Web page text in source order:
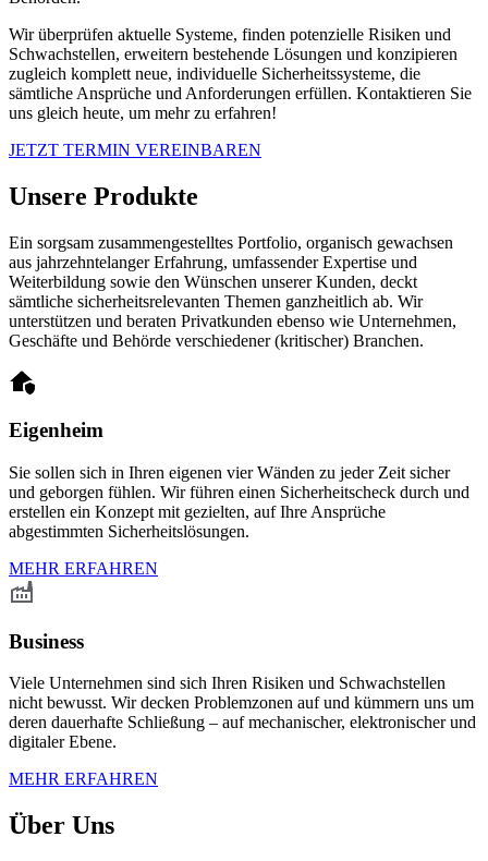
Wir überprüfen aktuelle Systeme, finden potenzielle Risiken und
Schwachstellen, erweitern bestehende Lösungen und konzipieren
zugleich komplett neue, individuelle Sicherheitssysteme, die
sämtliche Ansprüche und Anforderungen erfüllen. Kontaktieren Sie
uns gleich heute, um mehr zu erfahren!
JETZT TERMIN VEREINBAREN
Unsere Produkte
Ein sorgsam zusammengestelltes Portfolio, organisch gewachsen
aus jahrzehntelangerErfahrung, umfassender Expertise und
Weiterbildung sowie den Wünschen unserer Kunden, deckt
sämtliche sicherheitsrelevanten Themen ganzheitlich ab. Wir
unterstützen und beraten Privatkunden ebenso wie Unternehmen,
Geschäfte und Behörde verschiedener (kritischer) Branchen.
Eigenheim
Sie sollen sich in Ihren eigenen vier Wänden zu jeder Zeit sicher
und geborgen fühlen. Wir führen einen Sicherheitscheck durch und
erstellen ein Konzept mit gezielten, auf Ihre Ansprüche
abgestimmten Sicherheitslösungen.
MEHR ERFAHREN
Business
Viele Unternehmen sind sich Ihren Risiken und Schwachstellen
nicht bewusst. Wir decken Problemzonen auf und kümmern uns um
deren dauerhafte Schließung – auf mechanischer, elektronischer und
digitaler Ebene.
MEHR ERFAHREN
Über Uns